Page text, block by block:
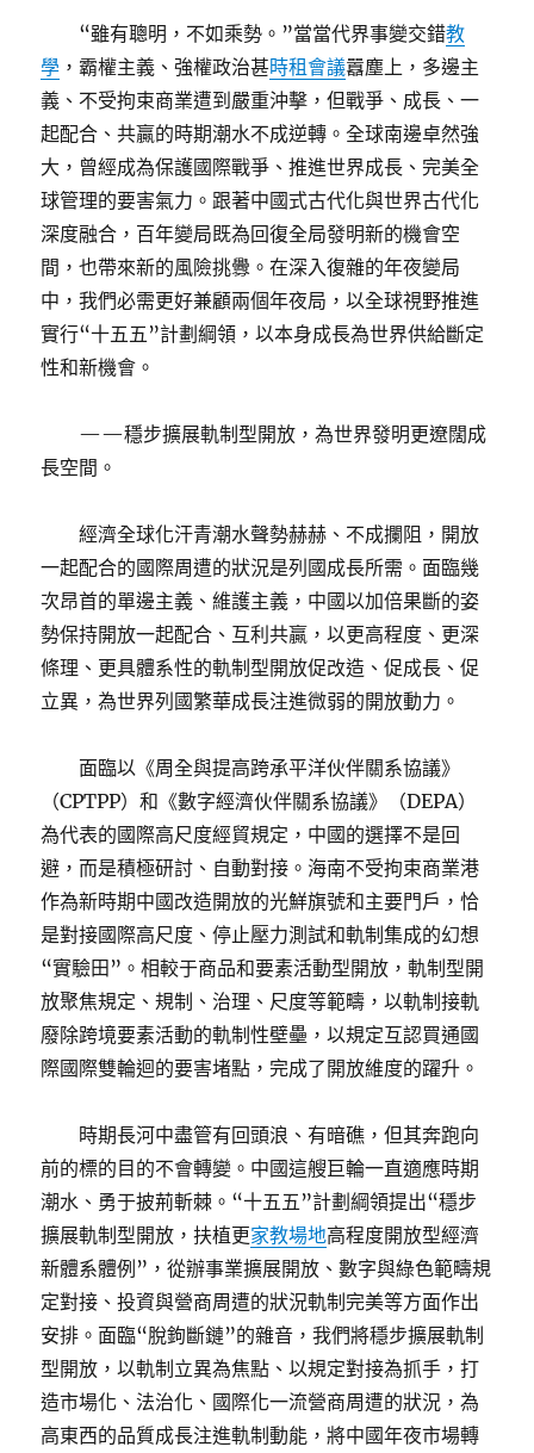
“雖有聰明，不如乘勢。”當當代界事變交錯教
學 ，霸權主義、強權政治甚時租會議囂塵上，多邊主
義、不受拘束商業遭到嚴重沖擊，但戰爭、成長、一
起配合、共贏的時期潮水不成逆轉。全球南邊卓然強
大，曾經成為保護國際戰爭、推進世界成長、完美全
球管理的要害氣力。跟著中國式古代化與世界古代化
深度融合，百年變局既為回復全局發明新的機會空
間，也帶來新的風險挑釁。在深入復雜的年夜變局
中，我們必需更好兼顧兩個年夜局，以全球視野推進
實行“十五五”計劃綱領，以本身成長為世界供給斷定
性和新機會。
——穩步擴展軌制型開放，為世界發明更遼闊成
長空間。
經濟全球化汗青潮水聲勢赫赫、不成攔阻，開放
一起配合的國際周遭的狀況是列國成長所需。面臨幾
次昂首的單邊主義、維護主義，中國以加倍果斷的姿
勢保持開放一起配合、互利共贏，以更高程度、更深
條理、更具體系性的軌制型開放促改造、促成長、促
立異，為世界列國繁華成長注進微弱的開放動力。
面臨以《周全與提高跨承平洋伙伴關系協議》
（CPTPP）和《數字經濟伙伴關系協議》（DEPA）
為代表的國際高尺度經貿規定，中國的選擇不是回
避，而是積極研討、自動對接。海南不受拘束商業港
作為新時期中國改造開放的光鮮旗號和主要門戶，恰
是對接國際高尺度、停止壓力測試和軌制集成的幻想
“實驗田”。相較于商品和要素活動型開放，軌制型開
放聚焦規定、規制、治理、尺度等範疇，以軌制接軌
廢除跨境要素活動的軌制性壁壘，以規定互認買通國
際國際雙輪迴的要害堵點，完成了開放維度的躍升。
時期長河中盡管有回頭浪、有暗礁，但其奔跑向
前的標的目的不會轉變。中國這艘巨輪一直適應時期
潮水、勇于披荊斬棘。“十五五”計劃綱領提出“穩步
擴展軌制型開放，扶植更家教場地高程度開放型經濟
新體系體例”，從辦事業擴展開放、數字與綠色範疇規
定對接、投資與營商周遭的狀況軌制完美等方面作出
安排。面臨“脫鉤斷鏈”的雜音，我們將穩步擴展軌制
型開放，以軌制立異為焦點、以規定對接為抓手，打
造市場化、法治化、國際化一流營商周遭的狀況，為
高東西的品質成長注進軌制動能，將中國年夜市場轉